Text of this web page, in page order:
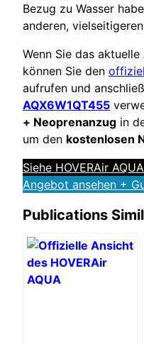
Bezug zu Wasser
anderen,
Wenn Sie das
können Sie den
aufrufen und
AQX6W1QT455
+ Neoprenanzug in
um den kostenlosen
Siehe HOVERAir AQUA
Angebot ansehen +
Publications